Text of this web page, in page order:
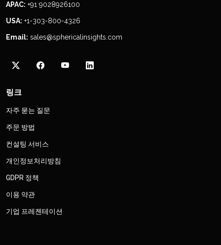
APAC: +91 9028926100
USA: +1-303-800-4326
Email: sales@sphericalinsights.com
링크
자주 묻는 질문
주문 방법
컨설팅 서비스
개인정보처리방침
GDPR 정책
이용 약관
기업 프레젠테이션